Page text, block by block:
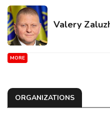
Valery
MORE
ORGANIZATIONS